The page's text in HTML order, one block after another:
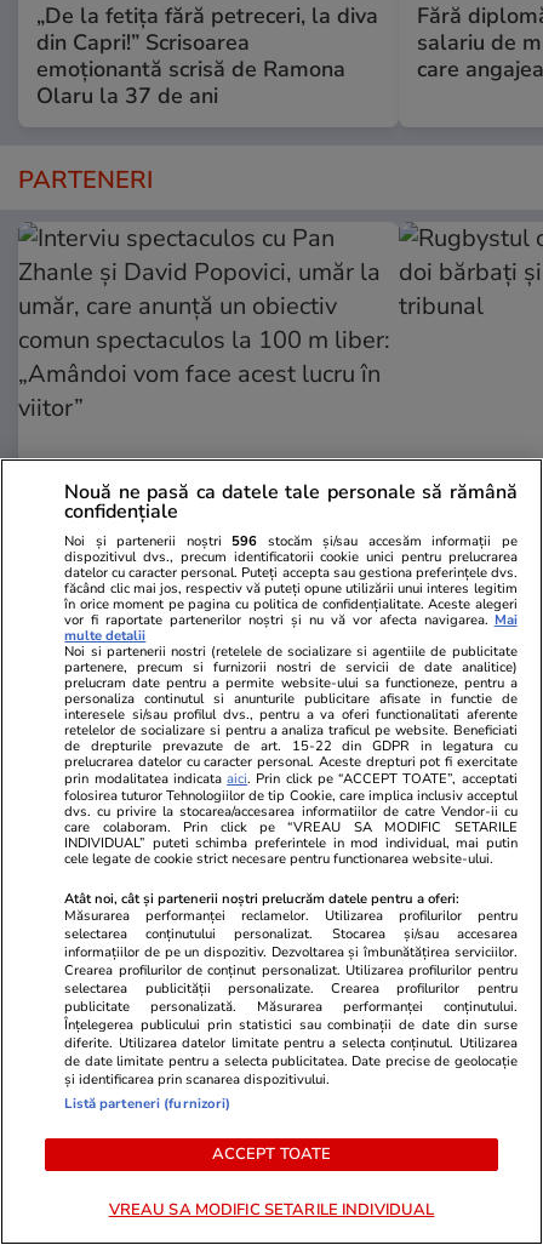
„De la fetița fără petreceri, la diva
din Capri!” Scrisoarea
emoționantă scrisă de Ramona
Olaru la 37 de ani
Fără
salariu de
care
PARTENERI
GSP.ro
Interviu spectaculos cu Pan
Zhanle și David Popovici, umăr la
umăr, care anunță un obiectiv
comun spectaculos la 100 m
liber: „Amândoi vom face acest
lucru în viitor”
GSP.ro
Rugbystul
doi bărbați
tribunal
PARTENERI
Nouă ne pasă ca datele tale personale să rămână
confidențiale
Noi și partenerii noștri 596 stocăm și/sau accesăm informații pe
dispozitivul dvs., precum identificatorii cookie unici pentru prelucrarea
datelor cu caracter personal. Puteți accepta sau gestiona preferințele dvs.
făcând clic mai jos, respectiv vă puteți opune utilizării unui interes legitim
în orice moment pe pagina cu politica de confidențialitate. Aceste alegeri
vor fi raportate partenerilor noștri și nu vă vor afecta navigarea. Mai
multe detalii
Noi si partenerii nostri (retelele de socializare si agentiile de publicitate
partenere, precum si furnizorii nostri de servicii de date analitice)
prelucram date pentru a permite website-ului sa functioneze, pentru a
personaliza continutul si anunturile publicitare afisate in functie de
interesele si/sau profilul dvs., pentru a va oferi functionalitati aferente
retelelor de socializare si pentru a analiza traficul pe website. Beneficiati
de drepturile prevazute de art. 15-22 din GDPR in legatura cu
prelucrarea datelor cu caracter personal. Aceste drepturi pot fi exercitate
prin modalitatea indicataaici. Prin click pe “ACCEPT TOATE”, acceptati
folosirea tuturor Tehnologiilor de tip Cookie, care implica inclusiv acceptul
dvs. cu privire la stocarea/accesarea informatiilor de catre Vendor-ii cu
care colaboram. Prin click pe “VREAU SA MODIFIC SETARILE
INDIVIDUAL” puteti schimba preferintele in mod individual, mai putin
cele legate de cookie strict necesare pentru functionarea website-ului.
Atât noi, cât și partenerii noștri prelucrăm datele pentru a oferi:
Măsurarea performanței reclamelor. Utilizarea profilurilor pentru
selectarea conținutului personalizat. Stocarea și/sau accesarea
informațiilor de pe un dispozitiv. Dezvoltarea și îmbunătățirea serviciilor.
Crearea profilurilor de conținut personalizat. Utilizarea profilurilor pentru
selectarea publicității personalizate. Crearea profilurilor pentru
publicitate personalizată. Măsurarea performanței conținutului.
Înțelegerea publicului prin statistici sau combinații de date din surse
diferite. Utilizarea datelor limitate pentru a selecta conținutul. Utilizarea
de date limitate pentru a selecta publicitatea. Date precise de geolocație
și identificarea prin scanarea dispozitivului.
Listă parteneri (furnizori)
ACCEPT TOATE
VREAU SA MODIFIC SETARILE INDIVIDUAL